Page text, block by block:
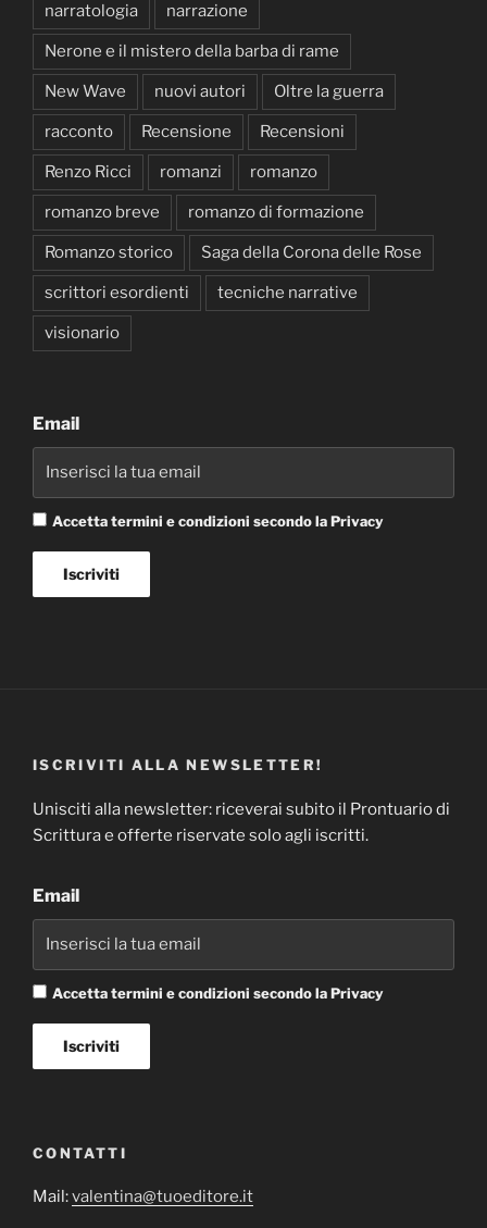
narratologia narrazione
Nerone e il mistero della barba di rame
New Wave nuovi autori Oltre la guerra
racconto Recensione Recensioni
Renzo Ricci romanzi romanzo
romanzo breve romanzo di formazione
Romanzo storico Saga della Corona delle Rose
scrittori esordienti tecniche narrative
visionario
Email
Accetta termini e condizioni secondo la Privacy
ISCRIVITI ALLA NEWSLETTER!
Unisciti alla newsletter: riceverai subito il Prontuario di
Scrittura e offerte riservate solo agli iscritti.
Email
Accetta termini e condizioni secondo la Privacy
CONTATTI
Mail:valentina@tuoeditore.it